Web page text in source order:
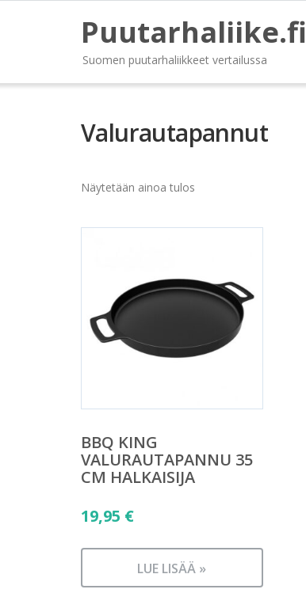
Puutarhaliike.fi
Suomen puutarhaliikkeet vertailussa
Valurautapannut
Näytetään ainoa tulos
BBQ KING
VALURAUTAPANNU 35
CM HALKAISIJA
19,95 €
LUE LISÄÄ »